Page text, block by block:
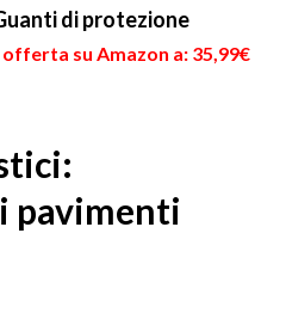
di protezione
offerta su Amazon a: 35,99€
pavimenti